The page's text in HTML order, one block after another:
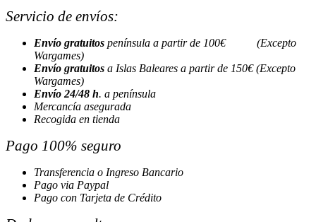
Servicio de envíos:
Envío gratuitos península a partir de 100€ (Excepto
Wargames)
Envío gratuitos a Islas Baleares a partir de 150€ (Excepto
Wargames)
Envío 24/48 h. a península
Mercancía asegurada
Recogida en tienda
Pago 100% seguro
Transferencia o Ingreso Bancario
Pago via Paypal
Pago con Tarjeta de Crédito